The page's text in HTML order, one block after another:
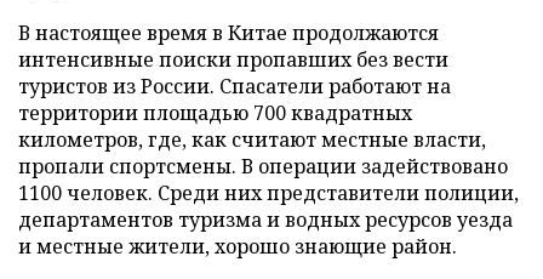
В настоящее время в Китае продолжаются
интенсивные поиски пропавших без вести
туристов из России. Спасатели работают на
территории площадью 700 квадратных
километров, где, как считают местные власти,
пропали спортсмены. В операции задействовано
1100 человек. Среди них представители полиции,
департаментов туризма и водных ресурсов уезда
и местные жители, хорошо знающие район.